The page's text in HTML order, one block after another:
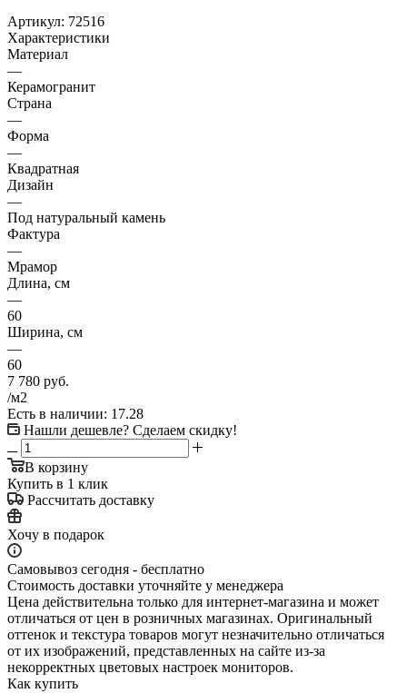
Артикул: 72516
Характеристики
Материал
—
Керамогранит
Страна
—
Форма
—
Квадратная
Дизайн
—
Под натуральный камень
Фактура
—
Мрамор
Длина, см
—
60
Ширина, см
—
60
7 780 руб.
/м2
Есть в наличии: 17.28
Нашли дешевле? Сделаем скидку!
В корзину
Купить в 1 клик
Рассчитать доставку
Хочу в подарок
Самовывоз сегодня - бесплатно
Стоимость доставки уточняйте у менеджера
Цена действительна только для интернет-магазина и может
отличаться от цен в розничных магазинах. Оригинальный
оттенок и текстура товаров могут незначительно отличаться
от их изображений, представленных на сайте из-за
некорректных цветовых настроек мониторов.
Как купить